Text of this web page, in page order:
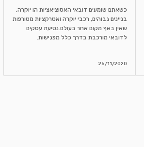
כשאתם שומעים דובאי האסוציאציות הן יוקרה,
בניינים גבוהים, רכבי יוקרה ואטרקציות מטורפות
שאין באף מקום אחר בעולם.נסיעת עסקים
לדובאי מורכבת בדרך כלל מפגישות.
26/11/2020